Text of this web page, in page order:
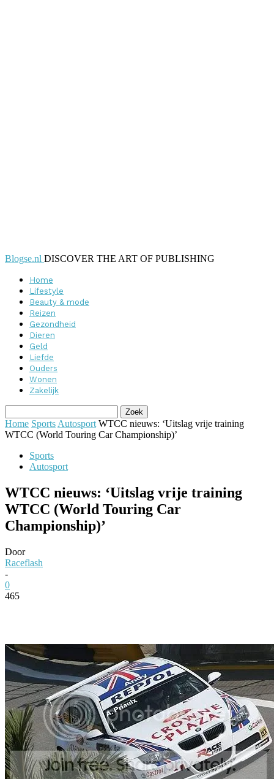
Blogse.nl DISCOVER THE ART OF PUBLISHING
Home
Lifestyle
Beauty & mode
Reizen
Gezondheid
Dieren
Geld
Liefde
Ouders
Wonen
Zakelijk
Home Sports Autosport WTCC nieuws: ‘Uitslag vrije training
WTCC (World Touring Car Championship)’
Sports
Autosport
WTCC nieuws: ‘Uitslag vrije training
WTCC (World Touring Car
Championship)’
Door
Raceflash
-
0
465